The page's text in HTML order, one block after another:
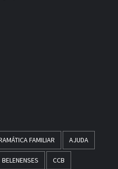
FAMILIAR AJUDA
BELENENSES CCB